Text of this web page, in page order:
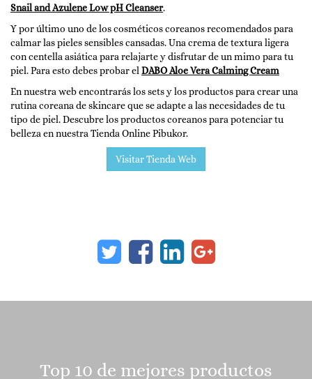
Snail and Azulene Low pH Cleanser.
Y por último uno de los cosméticos coreanos recomendados para
calmar las pieles sensibles cansadas. Una crema de textura ligera
con centella asiática para relajarte y disfrutar de un mimo para tu
piel. Para esto debes probar el DABO Aloe Vera Calming Cream
En nuestra web encontrarás los sets y los productos para crear una
rutina coreana de skincare que se adapte a las necesidades de tu
tipo de piel. Descubre los productos coreanos para potenciar tu
belleza en nuestra Tienda Online Pibukor.
Visitar Tienda Web
Top 10 de mejores productos